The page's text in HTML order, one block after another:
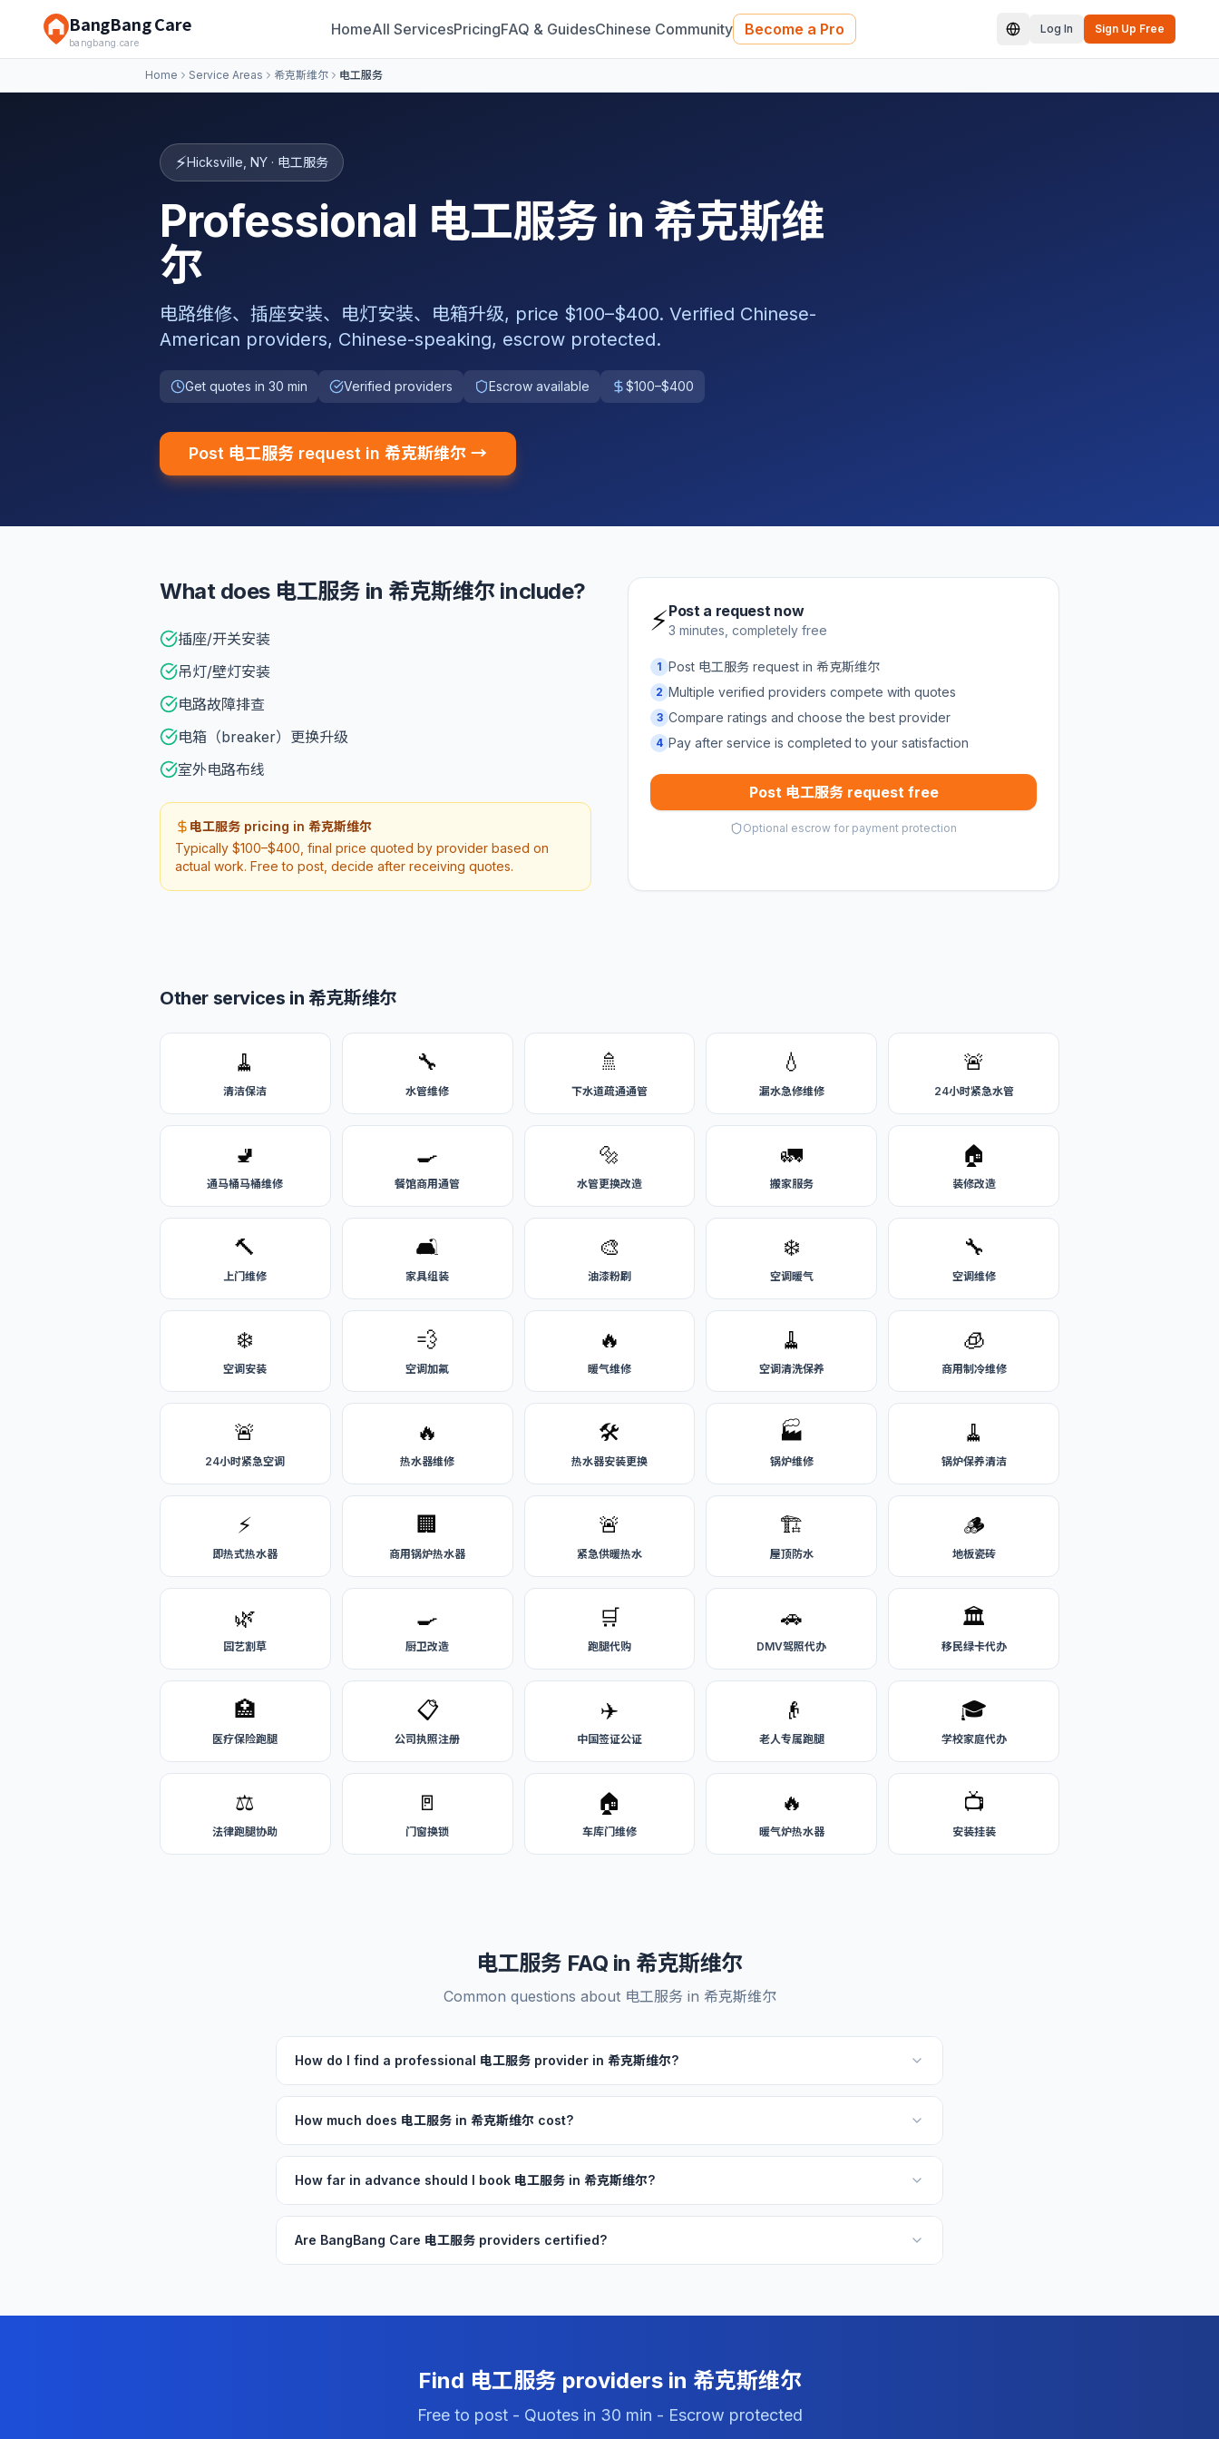
BangBang Care
bangbang.care
HomeAll ServicesPricingFAQ & GuidesChinese Community Become a Pro Log In Sign Up Free
Home Service Areas 希克斯维尔 电工服务
⚡Hicksville NY · 电工服务
Professional 电工服务 in 希克斯维
尔
电路维修、插座安装、电灯安装、电箱升级, price $100–$400. Verified Chinese-
American providers, Chinese-speaking, escrow protected.
Get quotes in 30 min Verified providers Escrow available $100–$400
Post 电工服务 request in 希克斯维尔 →
What does 电工服务 in 希克斯维尔 include?
插座/开关安装
吊灯/壁灯安装
电路故障排查
电箱（breaker）更换升级
室外电路布线
电工服务 pricing in 希克斯维尔
Typically $100–$400, final price quoted by provider based on
actual work. Free to post, decide after receiving quotes.
⚡Post a request now
3 minutes, completely free
1 Post 电工服务 request in 希克斯维尔
2 Multiple verified providers compete with quotes
3 Compare ratings and choose the best provider
4 Pay after service is completed to your satisfaction
Post 电工服务 request free
Optional escrow for payment protection
Other services in 希克斯维尔
🧹
清洁保洁
🔧
水管维修
🚿
下水道疏通通管
💧
漏水急修维修
🚨
24小时紧急水管
🚽
通马桶马桶维修
🍳
餐馆商用通管
🔩
水管更换改造
🚛
搬家服务
🏠
装修改造
🔨
上门维修
🛋️
家具组装
🎨
油漆粉刷
❄️
空调暖气
🔧
空调维修
❄️
空调安装
💨
空调加氟
🔥
暖气维修
🧹
空调清洗保养
🧊
商用制冷维修
🚨
24小时紧急空调
🔥
热水器维修
🛠️
热水器安装更换
🏭
锅炉维修
🧹
锅炉保养清洁
⚡
即热式热水器
🏢
商用锅炉热水器
🚨
紧急供暖热水
🏗️
屋顶防水
🪵
地板瓷砖
🌿
园艺割草
🍳
厨卫改造
🛒
跑腿代购
🚗
DMV驾照代办
🏛️
移民绿卡代办
🏥
医疗保险跑腿
📋
公司执照注册
✈️
中国签证公证
👴
老人专属跑腿
🎓
学校家庭代办
⚖️
法律跑腿协助
🚪
门窗换锁
🏠
车库门维修
🔥
暖气炉热水器
📺
安装挂装
电工服务 FAQ in 希克斯维尔
Common questions about 电工服务 in 希克斯维尔
How do I find a professional 电工服务 provider in 希克斯维尔?
How much does 电工服务 in 希克斯维尔 cost?
How far in advance should I book 电工服务 in 希克斯维尔?
Are BangBang Care 电工服务 providers certified?
Find 电工服务 providers in 希克斯维尔
Free to post - Quotes in 30 min - Escrow protected